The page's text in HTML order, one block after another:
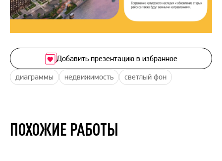
диаграммы недвижимость светлый фон
Добавить презентацию в избранное
ПОХОЖИЕ РАБОТЫ